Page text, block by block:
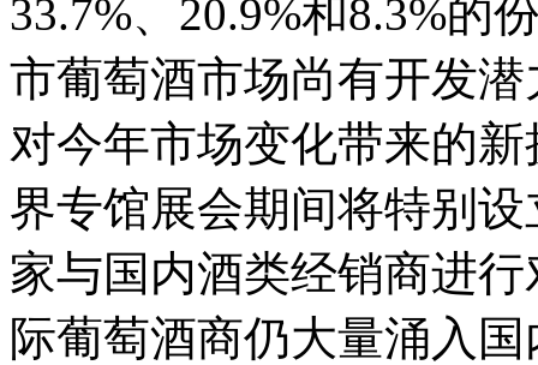
33.7%、20.9%和8.3%的
市葡萄酒市场尚有开发
对今年市场变化带来的
界专馆展会期间将特别
家与国内酒类经销商进
际葡萄酒商仍大量涌入